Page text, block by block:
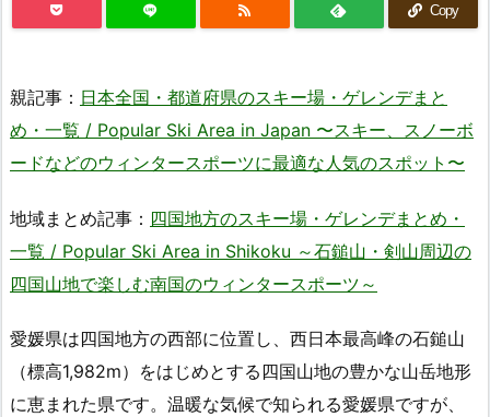
Copy
親記事： 日本全国・都道府県のスキー場・ゲレンデまと
め・一覧 / Popular Ski Area in Japan 〜スキー、スノーボ
ードなどのウィンタースポーツに最適な人気のスポット〜
地域まとめ記事： 四国地方のスキー場・ゲレンデまとめ・
一覧 / Popular Ski Area in Shikoku ～石鎚山・剣山周辺の
四国山地で楽しむ南国のウィンタースポーツ～
愛媛県は四国地方の西部に位置し、西日本最高峰の石鎚山
（標高1,982m）をはじめとする四国山地の豊かな山岳地形
に恵まれた県です。温暖な気候で知られる愛媛県ですが、